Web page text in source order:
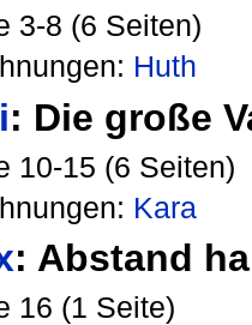
3-8 (6 Seiten)
Huth
: Die große
10-15 (6 Seiten)
Kara
: Abstand
16 (1 Seite)